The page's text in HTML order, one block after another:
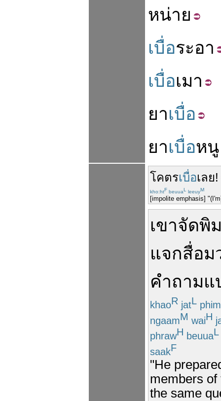
หน่าย
เบื่อระอา
เบื่อเมา
ยาเบื่อ
ยาเบื่อหนู
โคตรเบื่อเลย!
kho:htF beuuaL leeuyM
[impolite emphasis]
เขาจัดพิ
แจกสื่อม
คำถามแ
khaoR jatL phim
ngaamM waiH
phrawH beuuaL
saakF
"He
members of
the same